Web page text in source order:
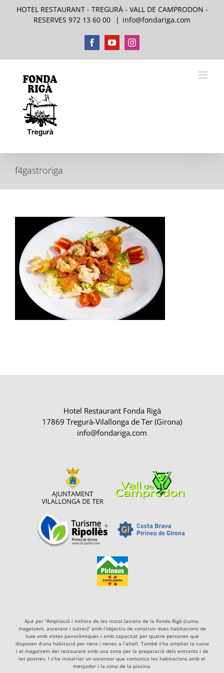
HOTEL RESTAURANT - TREGURÀ - VALL DE CAMPRODON -
RESERVES 972 13 60 00
| info@fondariga.com
FacebookYouTubeInstagram
f4gastroriga
Hotel Restaurant Fonda Rigà
17869 Tregurà-Vilallonga de Ter (Girona)
info@fondariga.com
Ajut per “Ampliació i millora de les instal.lacions de la Fonda Rigà (cuina,
magatzem, ascensor i suites)” amb l’objectiu de construir dues habitacions de
luxe amb vistes panoràmiques i amb capacitat per quatre persones que
disposen d’una habitació per nens i nenes a l’altell. També s’ha ampliat la cuina
i el magatzem del restaurant amb una zona per la preparació dels entrants i de
les postres. I s’ha instal•lat un ascensor que comunica les habitacions amb el
menjador i la zona de la piscina.